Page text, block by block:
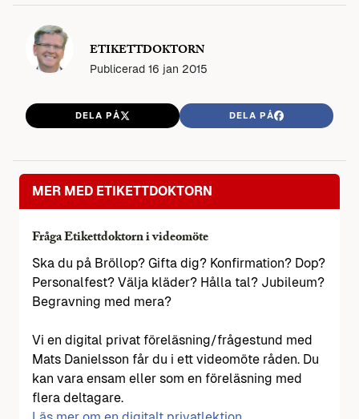
ETIKETTDOKTORN
Publicerad 16 jan 2015
DELA PÅ DELA PÅ
MER MED ETIKETTDOKTORN
Fråga Etikettdoktorn i videomöte
Ska du på Bröllop? Gifta dig? Konfirmation? Dop?
Personalfest? Välja kläder? Hålla tal? Jubileum?
Begravning med mera?
Vi en digital privat föreläsning/frågestund med
Mats Danielsson får du i ett videomöte råden. Du
kan vara ensam eller som en föreläsning med
flera deltagare.